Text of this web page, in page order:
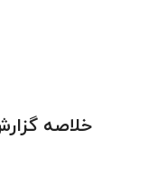
خلاصه گزارش